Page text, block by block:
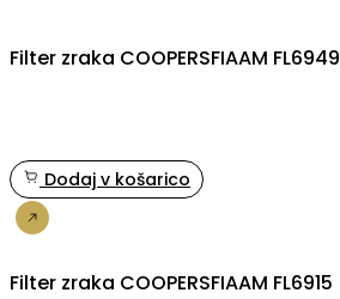
Filter zraka COOPERSFIAAM FL6949
Dodaj v košarico
Filter zraka COOPERSFIAAM FL6915